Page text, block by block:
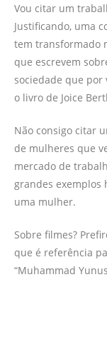
Vou citar um
Justificando, uma
tem transformado
que escrevem
sociedade que
o livro de Joice
Não consigo citar
de mulheres que
mercado de
grandes exemplos
uma mulher.
Sobre filmes?
que é referência
“Muhammad